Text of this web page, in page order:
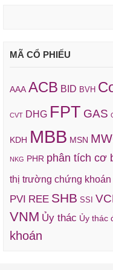
MÃ CỔ PHIẾU
AAA ACB BID BVH
CVT DHG FPT GAS
KDH MBB MSN
NKG PHR phân tích cơ
thị trường chứng khoán
PVI REE SHB SSI
VNM Ủy thác Ủy thác
khoán